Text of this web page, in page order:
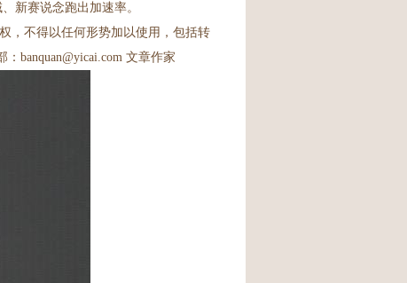
新赛说念跑出加速率。
，不得以任何形势加以使用，包括转
banquan@yicai.com 文章作家